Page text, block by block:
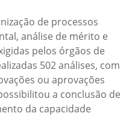
de processos
análise de mérito e
pelos órgãos de
502 análises, com
ou aprovações
a conclusão de
da capacidade